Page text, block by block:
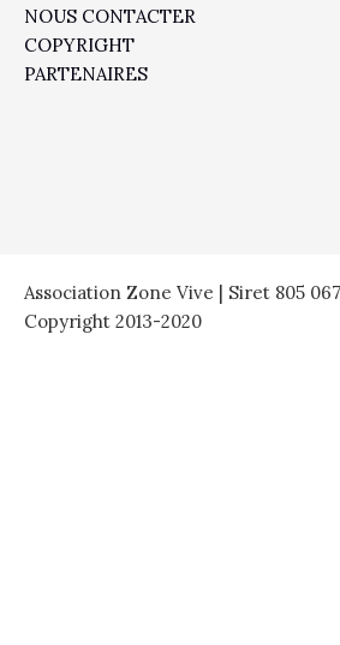
NOUS CONTACTER
COPYRIGHT
PARTENAIRES
Association Zone Vive | Siret 805
Copyright 2013-2020